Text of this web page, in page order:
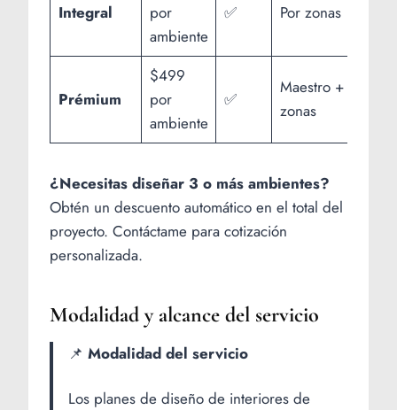
Integral
por
ambiente
✅ Por zonas
Prémium
$499
por
ambiente
✅
Maestro +
zonas
¿Necesitas diseñar 3 o más ambientes?
Obtén un descuento automático en el total del
proyecto. Contáctame para cotización
personalizada.
Modalidad y alcance del servicio
📌 Modalidad del servicio
Los planes de diseño de interiores de